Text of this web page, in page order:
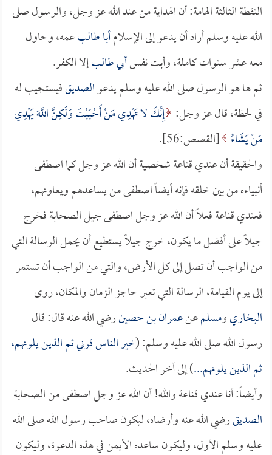
النقطة الثالثة الهامة: أن الهداية من عند الله عز وجل، والرسول صلى
الله عليه وسلم أراد أن يدعو إلى الإسلامأبا طالبعمه، وحاول
معه عشر سنوات كاملة، وأبت نفسأبي طالبإلا الكفر.
ثم ها هو الرسول صلى الله عليه وسلم يدعوالصديقفيستجيب له
في لحظة، قال عز وجل: إِنَّكَ لا تَهْدِي مَنْ أَحْبَبْتَ وَلَكِنَّ اللَّهَ يَهْدِي
مَنْ يَشَاءُ [القصص:56].
والحقيقة أن عندي قناعة شخصية أن الله عز وجل كما اصطفى
أنبياءه من بين خلقه فإنه أيضاً اصطفى من يساعدهم ويعاونهم،
فعندي قناعة فعلاً أن الله عز وجل اصطفى جيل الصحابة فخرج
جيلاً على أفضل ما يكون، خرج جيلاً يستطيع أن يحمل الرسالة التي
من الواجب أن تصل إلى كل الأرض، والتي من الواجب أن تستمر
إلى يوم القيامة، الرسالة التي تعبر حاجز الزمان والمكان، روى
البخاريومسلمعنعمران بن حصينرضي الله عنه قال: قال
رسول الله صلى الله عليه وسلم: (خير الناس قرني ثم الذين يلونهم،
ثم الذين يلونهم...) إلى آخر الحديث.
وأيضاً: أنا عندي قناعة والله! أن الله عز وجل اصطفى من الصحابة
الصديقرضي الله عنه وأرضاه، ليكون صاحب رسول الله صلى الله
عليه وسلم الأول، وليكون ساعده الأيمن في هذه الدعوة، وليكون